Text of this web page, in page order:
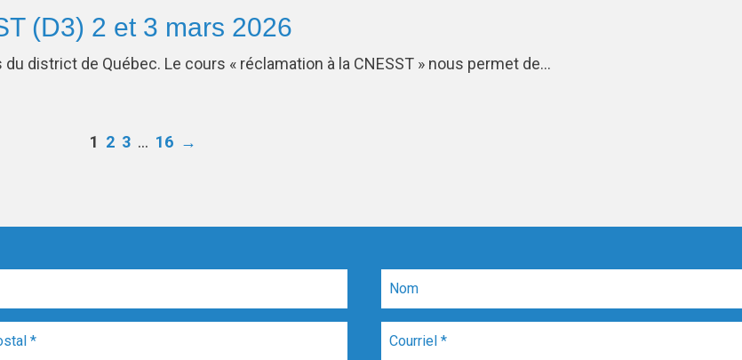
(D3) 2 et 3 mars 2026
district de Québec. Le cours « réclamation à la CNESST » nous permet de…
1 2 3 … 16 →